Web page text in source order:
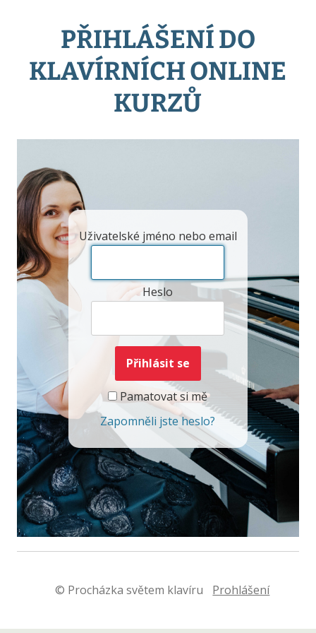
PŘIHLÁŠENÍ DO
KLAVÍRNÍCH ONLINE
KURZŮ
Uživatelské jméno nebo email
Heslo
Pamatovat si mě
Zapomněli jste heslo?
© Procházka světem klavíru Prohlášení